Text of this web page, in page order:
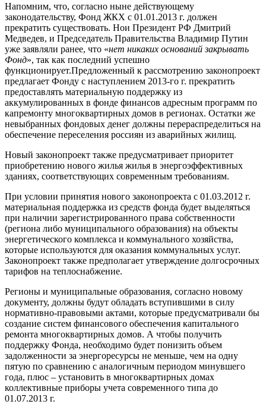
Напомним, что, согласно ныне действующему
законодательству, Фонд ЖКХ с 01.01.2013 г. должен
прекратить существовать. Нои Президент РФ Дмитрий
Медведев, и Председатель Правительства Владимир Путин
уже заявляли ранее, что «нет никаких оснований закрывать
Фонд», так как последний успешно
функционирует.Предложенный к рассмотрению законопроект
предлагает Фонду с наступлением 2013-го г. прекратить
предоставлять материальную поддержку из
аккумулированных в фонде финансов адресным программ по
капремонту многоквартирных домов в регионах. Остатки же
невыбранных фондовых денег должны перераспределиться на
обеспечение переселения россиян из аварийных жилищ.
Новый законопроект также предусматривает приоритет
приобретению нового жилья жилья в энергоэффективных
зданиях, соответствующих современным требованиям.
При условии принятия нового законопроекта с 01.03.2012 г.
материальная поддержка из средств фонда будет выделяться
при наличии зарегистрированного права собственности
(региона либо муниципального образования) на объекты
энергетического комплекса и коммунального хозяйства,
которые используются для оказания коммунальных услуг.
Законопроект также предполагает утверждение долгосрочных
тарифов на теплоснабжение.
Регионы и муниципальные образования, согласно новому
документу, должны будут обладать вступившими в силу
нормативно-правовыми актами, которые предусматривали бы
создание систем финансового обеспечения капитального
ремонта многоквартирных домов. А чтобы получить
поддержку Фонда, необходимо будет понизить объем
задолженности за энергоресурсы не меньше, чем на одну
пятую по сравнению с аналогичным периодом минувшего
года, плюс – установить в многоквартирных домах
коллективные приборы учета современного типа до
01.07.2013 г.